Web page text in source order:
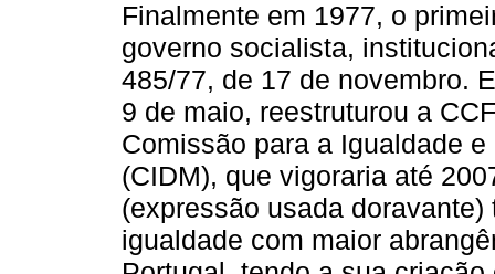
Finalmente em 1977, o
governo socialista,
485/77, de 17 de novembro.
9 de maio, reestruturou a
Comissão para a Igualdade
(CIDM), que vigoraria até
(expressão usada
igualdade com maior